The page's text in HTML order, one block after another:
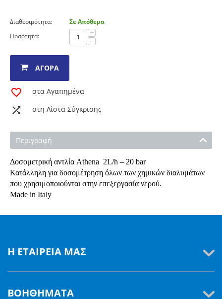
Διαθεσιμότητα:
Σε Απόθεμα
Ποσότητα:
+
−
ΑΓΟΡΆ
στα Αγαπημένα
στη Λίστα Σύγκρισης
Περιγραφή
Δοσομετρική αντλία Athena 2L/h – 20 bar
Κατάλληλη για δοσομέτρηση όλων των χημικών διαλυμάτων
που χρησιμοποιούνται στην επεξεργασία νερού.
Made in Italy
Η ΕΤΑΙΡΕΊΑ ΜΑΣ
ΒΟΗΘΉΜΑΤΑ